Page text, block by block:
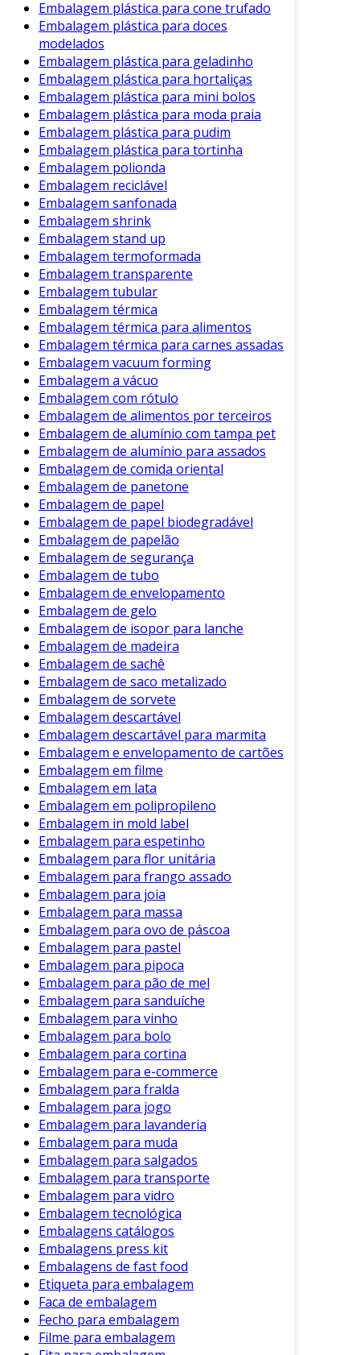
Ademais, muitas cidades e países estão
implementando legislações que restringem ou
proíbem o uso de sacolas plásticas. Isso
impulsiona a adoção dessas alternativas.
A Importância da Educação
Ambiental
Para lidar com os desafios das sacolas plásticas,
a conscientização da população é essencial.
Medidas Educativas:
Campanhas de Conscientização
Esclarecer os impactos do plástico no
meio ambiente é imprescindível.
Incentivos à Redução do Uso
programas de incentivo para que os
consumidores utilizem sacolas
reutilizáveis pode ser uma estratégia
eficaz.
Educação nas Escolas: Programas de
educação ambiental desde a infância
ajudam a formar cidadãos conscientes
sobre a importância da sustentabilidade.
Com essas ações, é possível reduzir o consumo
excessivo de sacolas plásticas e promover um
futuro mais sustentável.
Considerações Finais
As sacolas plásticas desempenham um papel
significativo em nosso cotidiano, oferecendo
inúmeras vantagens. No entanto, seu impacto
ambiental não pode ser negligenciado.
Dessa forma, é fundamental que tanto
comerciantes quanto consumidores adotem
práticas que minimizem o uso de plásticos. A
transição para alternativas sustentáveis,
juntamente com campanhas de educação, é um
passo necessário para um mundo mais
responsável.
Portanto, ao escolher entre sacolas plásticas e
opções mais ecológicas, cada consumidor pode
contribuir para a preservação do planeta. A
mudança começa com pequenas ações no dia a
dia.
Embalagem plástica para cone trufado
Embalagem plástica para doces
modelados
Embalagem plástica para geladinho
Embalagem plástica para hortaliças
Embalagem plástica para mini bolos
Embalagem plástica para moda praia
Embalagem plástica para pudim
Embalagem plástica para tortinha
Embalagem polionda
Embalagem reciclável
Embalagem sanfonada
Embalagem shrink
Embalagem stand up
Embalagem termoformada
Embalagem transparente
Embalagem tubular
Embalagem térmica
Embalagem térmica para alimentos
Embalagem térmica para carnes assadas
Embalagem vacuum forming
Embalagem a vácuo
Embalagem com rótulo
Embalagem de alimentos por terceiros
Embalagem de alumínio com tampa pet
Embalagem de alumínio para assados
Embalagem de comida oriental
Embalagem de panetone
Embalagem de papel
Embalagem de papel biodegradável
Embalagem de papelão
Embalagem de segurança
Embalagem de tubo
Embalagem de envelopamento
Embalagem de gelo
Embalagem de isopor para lanche
Embalagem de madeira
Embalagem de sachê
Embalagem de saco metalizado
Embalagem de sorvete
Embalagem descartável
Embalagem descartável para marmita
Embalagem e envelopamento de cartões
Embalagem em filme
Embalagem em lata
Embalagem em polipropileno
Embalagem in mold label
Embalagem para espetinho
Embalagem para flor unitária
Embalagem para frango assado
Embalagem para joia
Embalagem para massa
Embalagem para ovo de páscoa
Embalagem para pastel
Embalagem para pipoca
Embalagem para pão de mel
Embalagem para sanduíche
Embalagem para vinho
Embalagem para bolo
Embalagem para cortina
Embalagem para e-commerce
Embalagem para fralda
Embalagem para jogo
Embalagem para lavanderia
Embalagem para muda
Embalagem para salgados
Embalagem para transporte
Embalagem para vidro
Embalagem tecnológica
Embalagens catálogos
Embalagens press kit
Embalagens de fast food
Etiqueta para embalagem
Faca de embalagem
Fecho para embalagem
Filme para embalagem